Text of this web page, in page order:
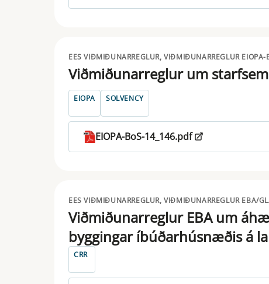
EES VIÐMIÐUNARREGLUR, VIÐMIÐUNARREGLUR
Viðmiðunarreglur um
EIOPA SOLVENCY
EIOPA-BoS-14_146.pdf
EES VIÐMIÐUNARREGLUR, VIÐMIÐUNARREGLUR EBA/
Viðmiðunarreglur EBA um
byggingar íbúðarhúsnæðis á
CRR